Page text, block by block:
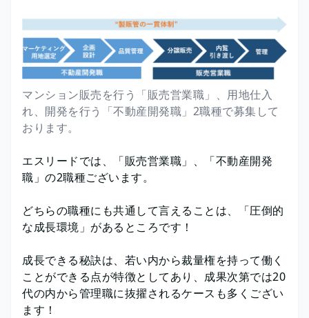
マンション販売を行う「販売営業職」、用地仕入
れ、開発を行う「不動産開発職」2職種で募集して
おります。
エスリードでは、「販売営業職」、「不動産開発
職」の2職種ございます。
どちらの職種にも共通して言えることは、「圧倒的
な成長環境」があるところです！
成長できる秘訣は、若い内から裁量権を持って働く
ことができる点が特徴としてあり、成果次第では20
代の内から管理職に抜擢されるケースも多くござい
ます！